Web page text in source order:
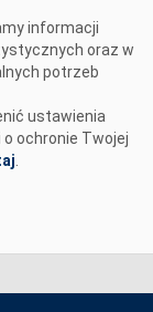
informacji
oraz w
potrzeb
ustawienia
ochronie Twojej